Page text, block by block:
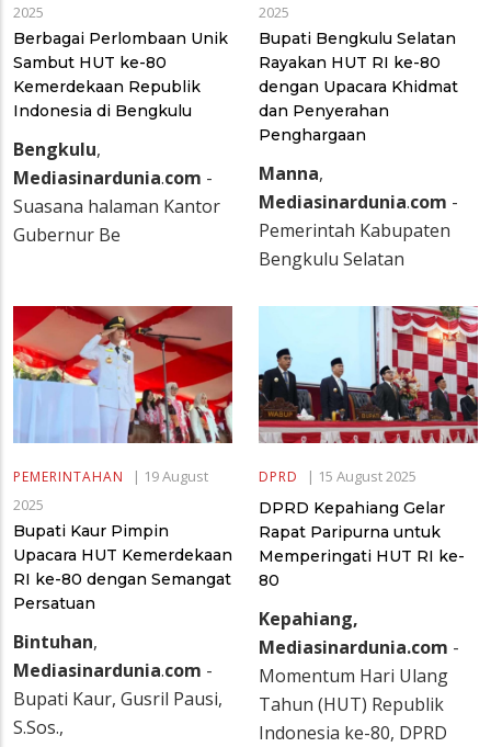
2025
Berbagai Perlombaan Unik
Sambut HUT ke-80
Kemerdekaan Republik
Indonesia di Bengkulu
Bengkulu,
Mediasinardunia.com -
Suasana halaman Kantor
Gubernur Be
2025
Bupati Bengkulu Selatan
Rayakan HUT RI ke-80
dengan Upacara Khidmat
dan Penyerahan
Penghargaan
Manna,
Mediasinardunia.com -
Pemerintah Kabupaten
Bengkulu Selatan
PEMERINTAHAN | 19 August
2025
Bupati Kaur Pimpin
Upacara HUT Kemerdekaan
RI ke-80 dengan Semangat
Persatuan
Bintuhan,
Mediasinardunia.com -
Bupati Kaur, Gusril Pausi,
S.Sos.,
DPRD | 15 August 2025
DPRD Kepahiang Gelar
Rapat Paripurna untuk
Memperingati HUT RI ke-
80
Kepahiang,
Mediasinardunia.com -
Momentum Hari Ulang
Tahun (HUT) Republik
Indonesia ke-80, DPRD